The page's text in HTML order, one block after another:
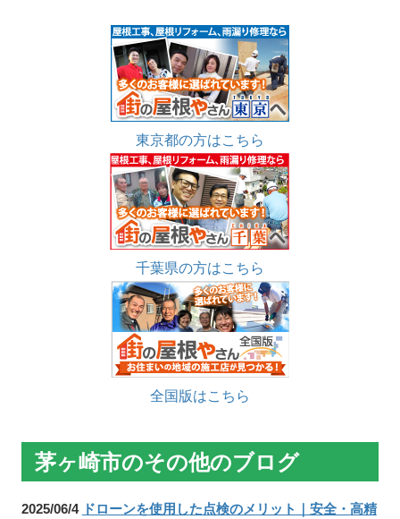
東京都の方はこちら
千葉県の方はこちら
全国版はこちら
茅ヶ崎市のその他のブログ
2025/06/4 ドローンを使用した点検のメリット｜安全・高精